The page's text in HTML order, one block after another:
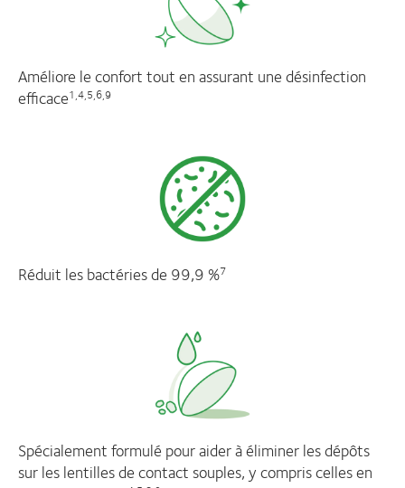
Améliore le confort tout en assurant une désinfection
efficace1,4,5,6,9
Réduit les bactéries de 99,9 %7
Spécialement formulé pour aider à éliminer les dépôts
sur les lentilles de contact souples, y compris celles en